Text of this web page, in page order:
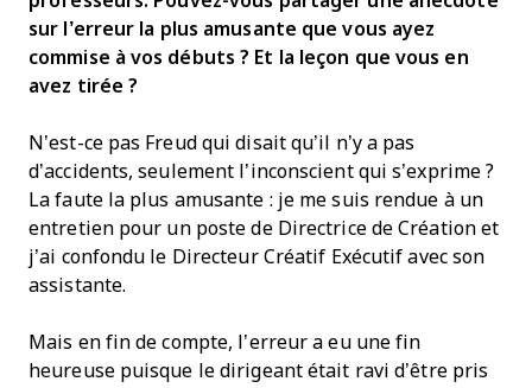
sur l’erreur la plus amusante que vous ayez
commise à vos débuts ? Et la leçon que vous en
avez tirée ?
N’est-ce pas Freud qui disait qu’il n’y a pas
d’accidents, seulement l’inconscient qui s’exprime ?
La faute la plus amusante : je me suis rendue à un
entretien pour un poste de Directrice de Création et
j’ai confondu le Directeur Créatif Exécutif avec son
assistante.
Mais en fin de compte, l’erreur a eu une fin
heureuse puisque le dirigeant était ravi d’être pris